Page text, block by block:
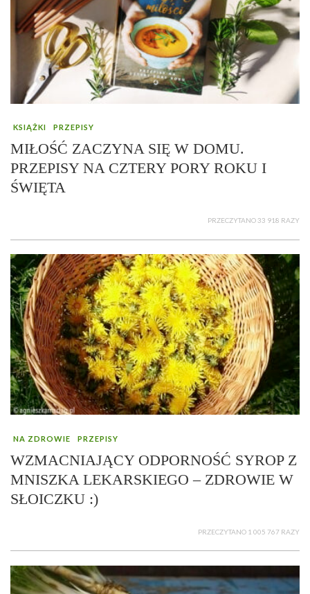
KSIĄŻKI PRZEPISY
MIŁOŚĆ ZACZYNA SIĘ W DOMU.
PRZEPISY NA CZTERY PORY ROKU I
ŚWIĘTA
PRZECZYTANO 33 918 RAZY
NA ZDROWIE PRZEPISY
WZMACNIAJĄCY ODPORNOŚĆ SYROP Z
MNISZKA LEKARSKIEGO – ZDROWIE W
SŁOICZKU :)
PRZECZYTANO 1 005 767 RAZY